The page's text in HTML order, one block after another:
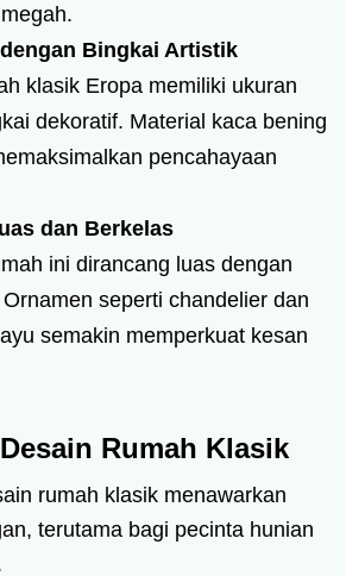
Bingkai Artistik
klasik Eropa memiliki ukuran
dekoratif. Material kaca bening
pencahayaan
dan Berkelas
ini dirancang luas dengan
seperti chandelier dan
semakin memperkuat kesan
Rumah Klasik
rumah klasik menawarkan
terutama bagi pecinta hunian